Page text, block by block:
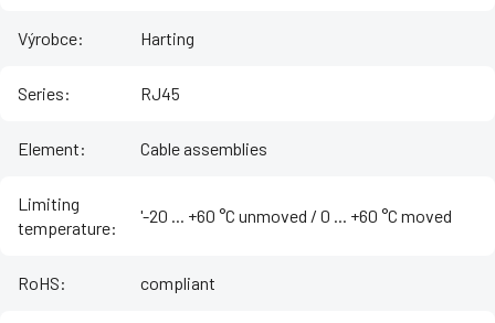
Výrobce: Harting
Series: RJ45
Element: Cable assemblies
Limiting
temperature:
'-20 ... +60 °C unmoved / ‌0 ... +60 °C moved
RoHS: compliant